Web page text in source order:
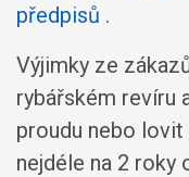
předpisů .
Výjimky ze
rybářském revíru
proudu nebo
nejdéle na 2 roky